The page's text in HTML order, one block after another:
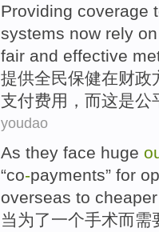
Providing coverage
systems now rely on
fair and effective
提供全民保健在财政
支付费用 ， 而这是公
youdao
As they face huge
“co-payments” for
overseas to cheaper
当为了一个手术而需